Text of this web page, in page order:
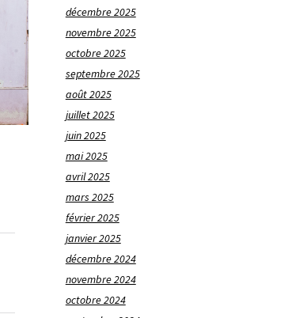
décembre 2025
novembre 2025
octobre 2025
septembre 2025
août 2025
juillet 2025
juin 2025
mai 2025
avril 2025
mars 2025
février 2025
janvier 2025
décembre 2024
novembre 2024
octobre 2024